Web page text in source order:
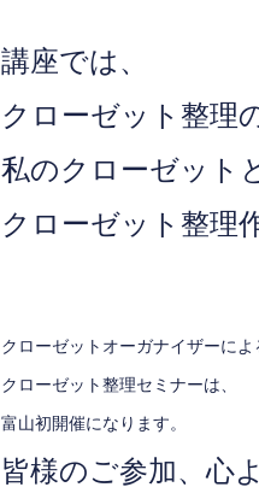
講座では、
クローゼット整理
私のクローゼットと
クローゼット整理
クローゼットオーガナイザーによ
クローゼット整理セミナーは、
富山初開催になります。
皆様のご参加、心